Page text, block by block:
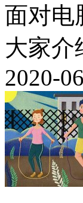
面对电
大家介
2020-